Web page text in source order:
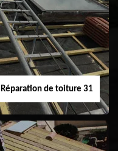
Nettoyage
demoussage de
toiture 31
Réparation de toiture 31